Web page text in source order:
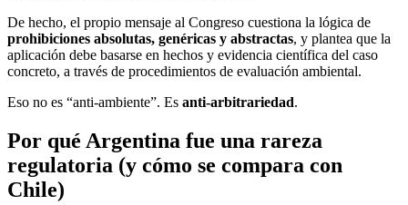
De hecho, el propio mensaje al Congreso cuestiona la lógica de
prohibiciones absolutas, genéricas y abstractas, y plantea que la
aplicación debe basarse en hechos y evidencia científica del caso
concreto, a través de procedimientos de evaluación ambiental.
Eso no es “anti-ambiente”. Es anti-arbitrariedad.
Por qué Argentina fue una rareza
regulatoria (y cómo se compara con
Chile)